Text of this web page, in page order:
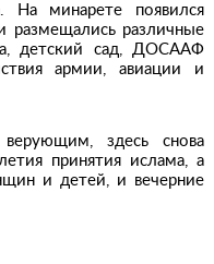
На минарете появился
размещались различные
детский сад, ДОСААФ
армии, авиации и
здесь снова
принятия ислама, а
и детей, и вечерние